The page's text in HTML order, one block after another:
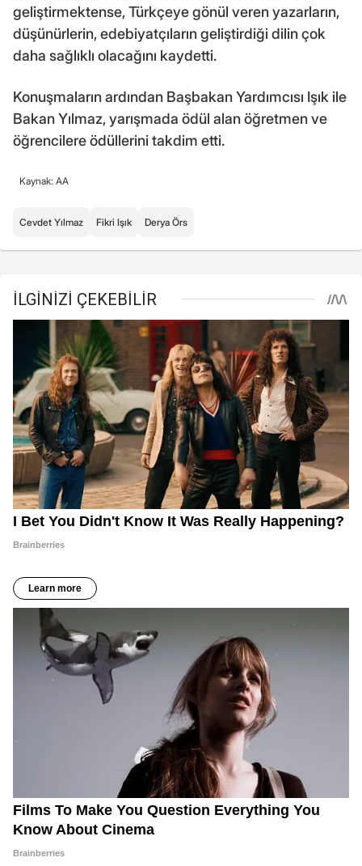
geliştirmektense, Türkçeye gönül veren yazarların,
düşünürlerin, edebiyatçıların geliştirdiği dilin çok
daha sağlıklı olacağını kaydetti.
Konuşmaların ardından Başbakan Yardımcısı Işık ile
Bakan Yılmaz, yarışmada ödül alan öğretmen ve
öğrencilere ödüllerini takdim etti.
Kaynak: AA
Cevdet Yılmaz Fikri Işık Derya Örs